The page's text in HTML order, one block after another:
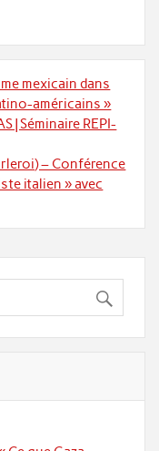
mexicain dans
américains »
| Séminaire REPI-
– Conférence
italien » avec